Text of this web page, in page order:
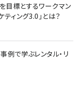
目標とするワークマン
ィング3.0」とは？
例で学ぶレンタル・リ